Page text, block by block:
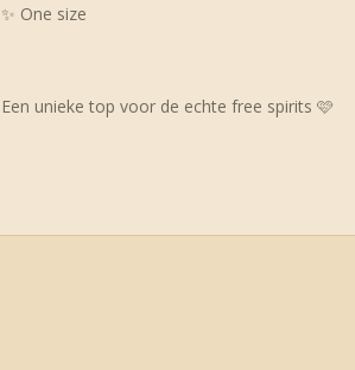
✨ One size
Een unieke top voor de echte free spirits 🩷